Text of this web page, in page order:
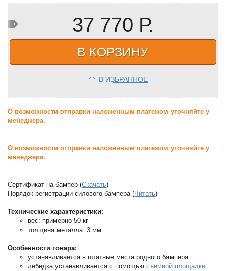
37 770 Р.
В КОРЗИНУ
В ИЗБРАННОЕ
О возможности отправки наложенным платежом уточняйте у
менеджера.
О возможности отправки наложенным платежом уточняйте у
менеджера.
Сертификат на бампер (Скачать)
Порядок регистрации силового бампера (Читать)
Технические характеристики:
вес: примерно 50 кг
толщина металла: 3 мм
Особенности товара:
устанавливается в штатные места родного бампера
лебедка устанавливается с помощьюсъемной площадки